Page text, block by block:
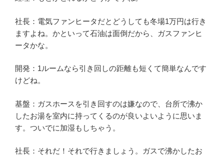
社長：電気ファンヒータだとどうしても冬場1万円は行き
ますよね。かといって石油は面倒だから、ガスファンヒ
ータかな。
開発：1ルームなら引き回しの距離も短くて簡単なんです
けどね。
基盤：ガスホースを引き回すのは嫌なので、台所で沸か
したお湯を室内に持ってくるのが良いよいように思いま
す。ついでに加湿もしちゃう。
社長：それだ！それで行きましょう。ガスで沸かしたお